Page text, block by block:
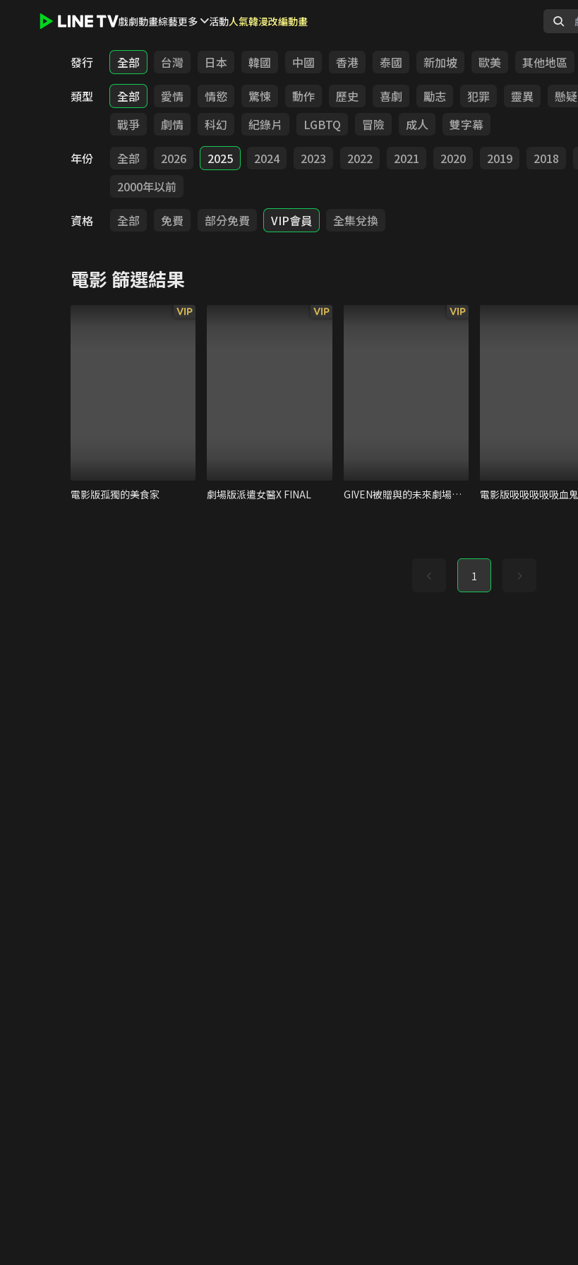
戲劇動畫綜藝更多 活動人氣韓漫改編動畫
發行 全部 台灣 日本 韓國 中國 香港 泰國 新加坡 歐美
其他地區
類型
全部 愛情 情慾 驚悚 動作 歷史 喜劇 勵志 犯罪 靈異 懸疑
戰爭
劇情 科幻 紀錄片 LGBTQ 冒險 成人
雙字幕
年份
全部 2026 2025 2024 2023 2022 2021 2020 2019 2018
2000年以前
資格
全部 免費 部分免費 VIP會員 全集兌換
電影 篩選結果
VIP
電影版孤獨的美食家
VIP
劇場版派遣女醫X FINAL
VIP
GIVEN被贈與的未來劇場版：去海邊 電影版吸吸吸吸吸血鬼
1